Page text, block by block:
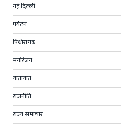
नई दिल्ली
पर्यटन
पिथोरागढ़
मनोरंजन
यातायात
राजनीति
राज्य समाचार